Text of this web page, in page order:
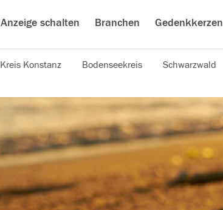
Anzeige schalten Branchen Gedenkkerzen
Kreis Konstanz Bodenseekreis Schwarzwald